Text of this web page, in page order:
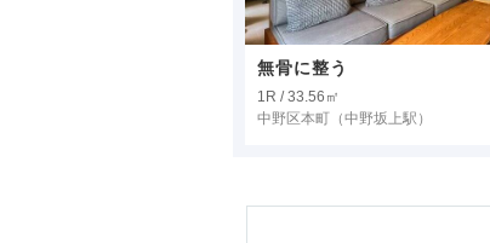
無骨に整う
1R / 33.56㎡
中野区本町 （中野坂上駅）